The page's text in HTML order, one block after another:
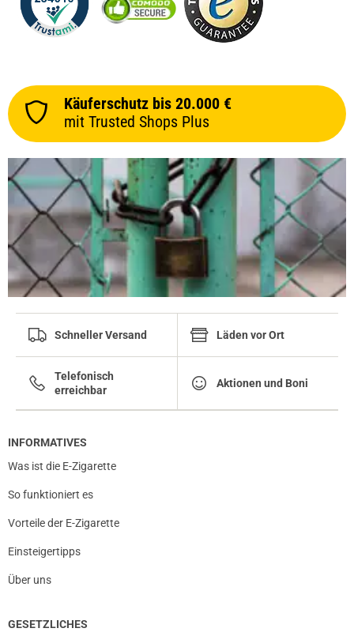
Käuferschutz bis 20.000 €
mit Trusted Shops Plus
Schneller Versand Läden vor Ort
Telefonisch
erreichbar
Aktionen und Boni
INFORMATIVES
Was ist die E-Zigarette
So funktioniert es
Vorteile der E-Zigarette
Einsteigertipps
Über uns
GESETZLICHES